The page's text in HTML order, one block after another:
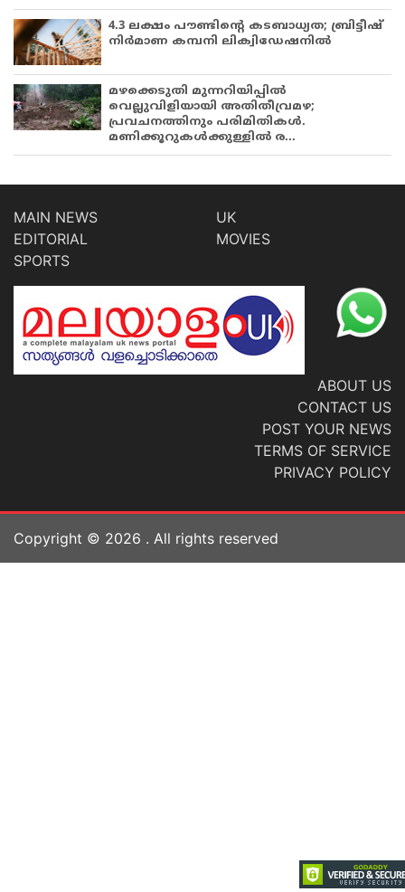
4.3 ലക്ഷം പൗണ്ടിന്റെ കടബാധ്യത; ബ്രിട്ടീഷ്
നിർമാണ കമ്പനി ലിക്വിഡേഷനിൽ
മഴക്കെടുതി മുന്നറിയിപ്പിൽ
വെല്ലുവിളിയായി അതിതീവ്രമഴ;
പ്രവചനത്തിനും പരിമിതികൾ.
മണിക്കൂറുകൾക്കുള്ളിൽ ര...
MAIN NEWS
EDITORIAL
SPORTS
UK
MOVIES
ABOUT US
CONTACT US
POST YOUR NEWS
TERMS OF SERVICE
PRIVACY POLICY
Copyright © 2026 . All rights reserved